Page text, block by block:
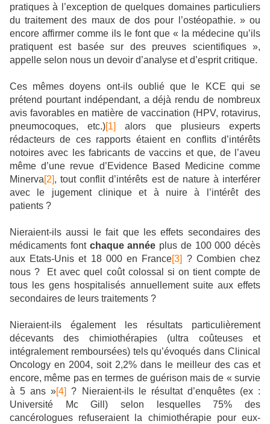
pratiques à l’exception de quelques domaines particuliers
du traitement des maux de dos pour l’ostéopathie. » ou
encore affirmer comme ils le font que « la médecine qu’ils
pratiquent est basée sur des preuves scientifiques »,
appelle selon nous un devoir d’analyse et d’esprit critique.
Ces mêmes doyens ont-ils oublié que le KCE qui se
prétend pourtant indépendant, a déjà rendu de nombreux
avis favorables en matière de vaccination (HPV, rotavirus,
pneumocoques, etc.)[1]
alors que plusieurs experts
rédacteurs de ces rapports étaient en conflits d’intérêts
notoires avec les fabricants de vaccins et que, de l’aveu
même d’une revue d’Evidence Based Medicine comme
Minerva[2], tout conflit d’intérêts est de nature à interférer
avec le jugement clinique et à nuire à l’intérêt des
patients ?
Nieraient-ils aussi le fait que les effets secondaires des
médicaments font chaque année plus de 100 000 décès
aux Etats-Unis et 18 000 en France[3] ? Combien chez
nous ?
Et avec quel coût colossal si on tient compte de
tous les gens hospitalisés annuellement suite aux effets
secondaires de leurs traitements ?
Nieraient-ils également les résultats particulièrement
décevants des chimiothérapies (ultra coûteuses et
intégralement remboursées) tels qu’évoqués dans Clinical
Oncology en 2004, soit 2,2% dans le meilleur des cas et
encore, même pas en termes de guérison mais de « survie
à 5 ans »[4] ? Nieraient-ils le résultat d’enquêtes (ex :
Université Mc Gill) selon lesquelles 75% des
cancérologues refuseraient la chimiothérapie pour eux-